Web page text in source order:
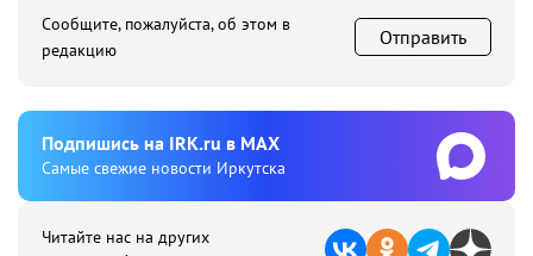
Сообщите, пожалуйста, об этом в
редакцию
Отправить
Подпишиcь на IRK.ru в MAX
Cамые свежие новости Иркутска
Читайте нас на других